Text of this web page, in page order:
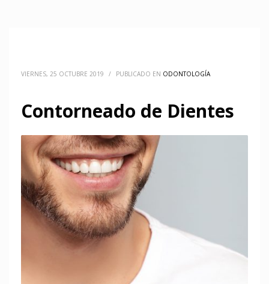
VIERNES, 25 OCTUBRE 2019 / PUBLICADO EN ODONTOLOGÍA
Contorneado de Dientes